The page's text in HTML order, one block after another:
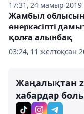
17:31, 24 мамыр 2019
03:24, 11 желтоқсан
Жамбыл
өнеркәсіпті
қолға алынбақ
Жаңалықтан
хабардар